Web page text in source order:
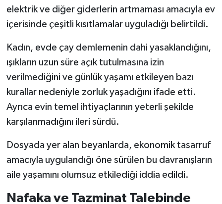
elektrik ve diğer giderlerin artmaması amacıyla ev
içerisinde çeşitli kısıtlamalar uyguladığı belirtildi.
Kadın, evde çay demlemenin dahi yasaklandığını,
ışıkların uzun süre açık tutulmasına izin
verilmediğini ve günlük yaşamı etkileyen bazı
kurallar nedeniyle zorluk yaşadığını ifade etti.
Ayrıca evin temel ihtiyaçlarının yeterli şekilde
karşılanmadığını ileri sürdü.
Dosyada yer alan beyanlarda, ekonomik tasarruf
amacıyla uygulandığı öne sürülen bu davranışların
aile yaşamını olumsuz etkilediği iddia edildi.
Nafaka ve Tazminat Talebinde